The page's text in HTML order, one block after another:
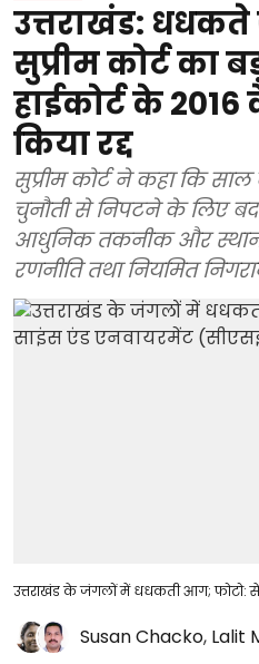
उत्तराखंड:
सुप्रीम कोर्ट का
हाईकोर्ट के
किया रद्द
सुप्रीम कोर्ट ने कहा कि
चुनौती से निपटने के लिए
आधुनिक तकनीक और
रणनीति तथा नियमित
उत्तराखंड के जंगलों में धधकती आग; फोटो:
Susan Chacko, Lalit